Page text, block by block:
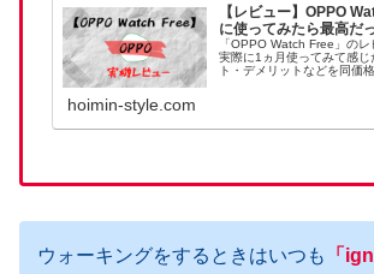
【レビュー】OPPO
に使ってみたら最高だ
「OPPO Watch Free」のレ
実際に1ヵ月使ってみて感じ
ト・デメリットなどを同価
アップルウォッチは高くて
1万円以下で買えるスマー
hoimin-style.com
ウォーキングをするときはいつも 「